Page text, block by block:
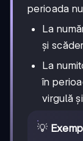
perioada
La
și
La
în
virgulă
💡